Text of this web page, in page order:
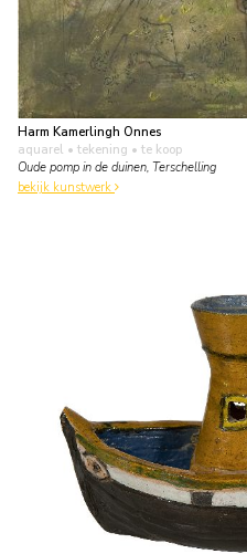
Harm Kamerlingh Onnes
aquarel • tekening • te koop
Oude pomp in de duinen, Terschelling
bekijk kunstwerk